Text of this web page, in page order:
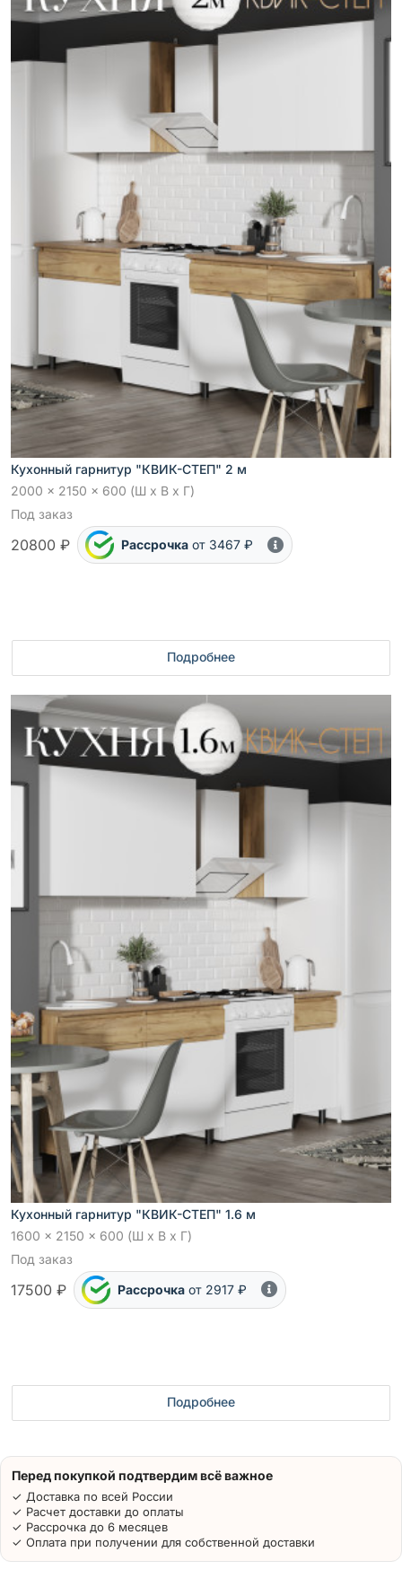
Кухонный гарнитур "КВИК-СТЕП" 2 м
2000 x 2150 x 600 (Ш x В x Г)
Под заказ
20800 ₽ Рассрочка от 3467 ₽
Подробнее
Кухонный гарнитур "КВИК-СТЕП" 1.6 м
1600 x 2150 x 600 (Ш x В x Г)
Под заказ
17500 ₽ Рассрочка от 2917 ₽
Подробнее
Перед покупкой подтвердим всё важное
✓ Доставка по всей России
✓ Расчет доставки до оплаты
✓ Рассрочка до 6 месяцев
✓ Оплата при получении для собственной доставки